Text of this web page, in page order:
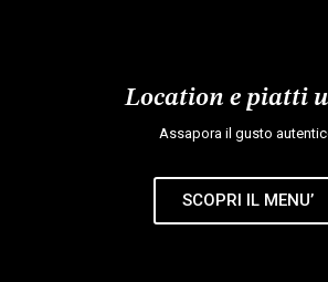
Location e piatti
Assapora il gusto
SCOPRI IL MENU’